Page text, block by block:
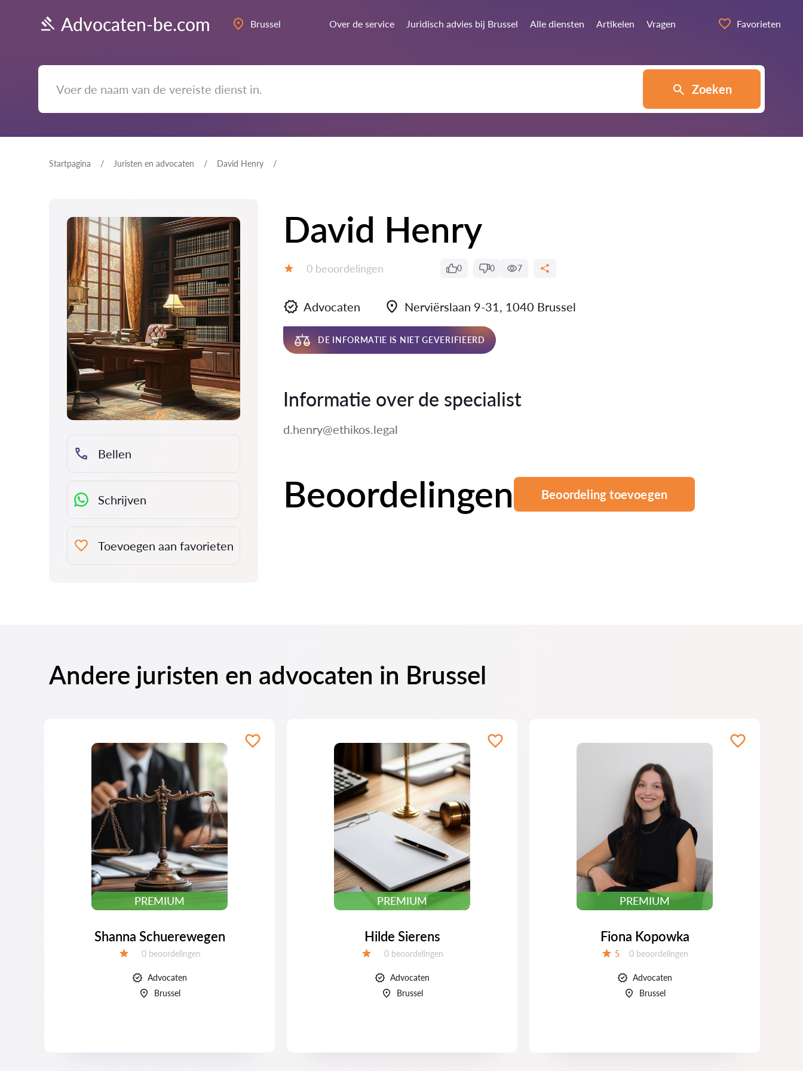
Advocaten-be.com Brussel Over de service Juridisch advies bij Brussel Alle diensten Artikelen Vragen Favorieten
Zoeken
Startpagina Juristen en advocaten David Henry
Bellen
Schrijven
Toevoegen aan favorieten
David Henry
Beoordelingen:
0 beoordelingen 0 0 7
Advocaten Nerviërslaan 9-31, 1040 Brussel
DE INFORMATIE IS NIET GEVERIFIEERD
Informatie over de specialist
d.henry@ethikos.legal
Beoordelingen Beoordeling toevoegen
Andere juristen en advocaten in Brussel
PREMIUM
Shanna Schuerewegen
Beoordelingen:
0 beoordelingen
Advocaten
Brussel
PREMIUM
Hilde Sierens
Beoordelingen:
0 beoordelingen
Advocaten
Brussel
PREMIUM
Fiona Kopowka
5 Beoordelingen:
0 beoordelingen
Advocaten
Brussel